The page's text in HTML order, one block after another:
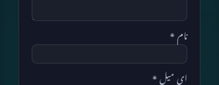
نام *
ای میل*